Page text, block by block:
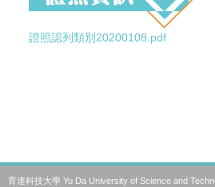
證照認列類別20200108.pdf
育達科技大學 Yu Da University of Science and